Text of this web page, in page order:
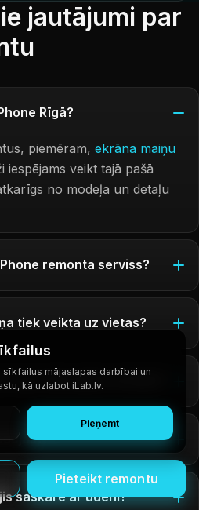
Pieteikt remontu
jautājumi par
Rīgā?
piemēram, ekrāna maiņu
iespējams veikt tajā pašā
no modeļa un detaļu
remonta serviss?
tiek veikta uz vietas?
mani dati paliks drošībā?
saskarē ar ūdeni?
mājaslapas darbībai un
kā uzlabot iLab.lv.
Pieņemt